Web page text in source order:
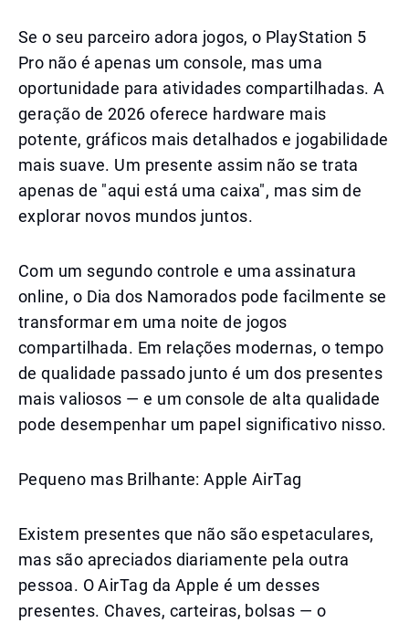
Se o seu parceiro adora jogos, o PlayStation 5
Pro não é apenas um console, mas uma
oportunidade para atividades compartilhadas. A
geração de 2026 oferece hardware mais
potente, gráficos mais detalhados e jogabilidade
mais suave. Um presente assim não se trata
apenas de "aqui está uma caixa", mas sim de
explorar novos mundos juntos.
Com um segundo controle e uma assinatura
online, o Dia dos Namorados pode facilmente se
transformar em uma noite de jogos
compartilhada. Em relações modernas, o tempo
de qualidade passado junto é um dos presentes
mais valiosos — e um console de alta qualidade
pode desempenhar um papel significativo nisso.
Pequeno mas Brilhante: Apple AirTag
Existem presentes que não são espetaculares,
mas são apreciados diariamente pela outra
pessoa. O AirTag da Apple é um desses
presentes. Chaves, carteiras, bolsas — o